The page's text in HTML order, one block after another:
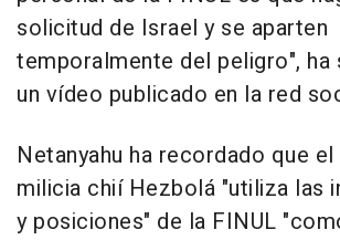
solicitud de Israel y se aparten
temporalmente del peligro", ha
un vídeo publicado en la red
Netanyahu ha recordado que
milicia chií Hezbolá "utiliza las
y posiciones" de la FINUL